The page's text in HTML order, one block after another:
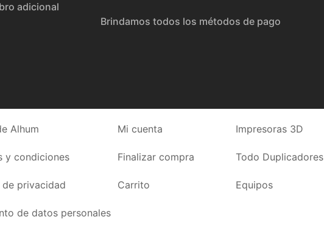
adicional
Brindamos todos los métodos de pago
Alhum
y condiciones
de privacidad
de datos personales
Mi cuenta
Finalizar compra
Carrito
Impresoras 3D
Todo Duplicadores
Equipos